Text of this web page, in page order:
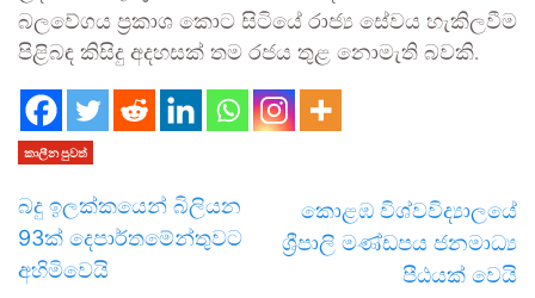
බලවේගය ප්‍රකාශ කොට සිටියේ රාජ්‍ය සේවය හැකිලවීම
පිළිබඳ කිසිදු අදහසක් තම රජය තුළ නොමැති බවකි.
කාලීන පුවත්
බදු ඉලක්කයෙන් බිලියන
93ක් දෙපාර්තමේන්තුවට
අහිමිවෙයි
කොළඹ විශ්වවිද්‍යාලයේ
ශ්‍රීපාලි මණ්ඩපය ජනමාධ්‍ය
පීඨයක් වෙයි